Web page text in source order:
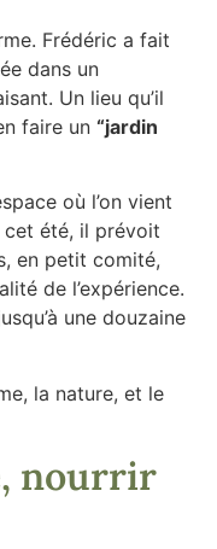
Frédéric a fait
dans un
Un lieu qu’il
faire un “jardin
où l’on vient
cet été, il prévoit
en petit comité,
de l’expérience.
une douzaine
la nature, et le
nourrir